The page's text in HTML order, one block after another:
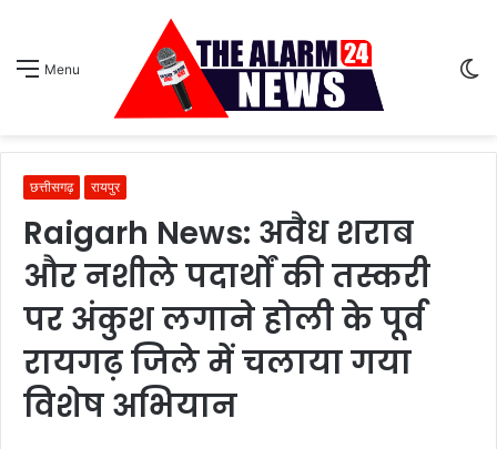
Menu
छत्तीसगढ़ रायपुर
Raigarh News: अवैध शराब
और नशीले पदार्थों की तस्करी
पर अंकुश लगाने होली के पूर्व
रायगढ़ जिले में चलाया गया
विशेष अभियान